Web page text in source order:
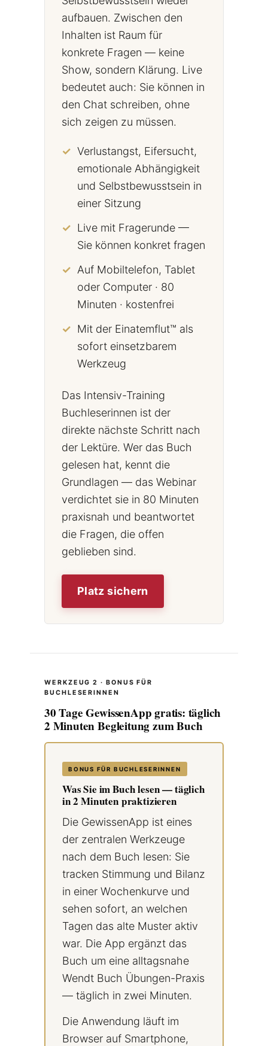
aufbauen. Zwischen den
Inhalten ist Raum für
konkrete Fragen — keine
Show, sondern Klärung. Live
bedeutet auch: Sie können in
den Chat schreiben, ohne
sich zeigen zu müssen.
Verlustangst, Eifersucht,
emotionale Abhängigkeit
und Selbstbewusstsein in
einer Sitzung
Live mit Fragerunde —
Sie können konkret fragen
Auf Mobiltelefon, Tablet
oder Computer · 80
Minuten · kostenfrei
Mit der Einatemflut™ als
sofort einsetzbarem
Werkzeug
Das Intensiv-Training
Buchleserinnen ist der
direkte nächste Schritt nach
der Lektüre. Wer das Buch
gelesen hat, kennt die
Grundlagen — das Webinar
verdichtet sie in 80 Minuten
praxisnah und beantwortet
die Fragen, die offen
geblieben sind.
Platz sichern
WERKZEUG 2 · BONUS FÜR
BUCHLESERINNEN
30 Tage GewissenApp gratis: täglich
2 Minuten Begleitung zum Buch
BONUS FÜR BUCHLESERINNEN
Was Sie im Buch lesen — täglich
in 2 Minuten praktizieren
Die GewissenApp ist eines
der zentralen Werkzeuge
nach dem Buch lesen: Sie
tracken Stimmung und Bilanz
in einer Wochenkurve und
sehen sofort, an welchen
Tagen das alte Muster aktiv
war. Die App ergänzt das
Buch um eine alltagsnahe
Wendt Buch Übungen-Praxis
— täglich in zwei Minuten.
Die Anwendung läuft im
Browser auf Smartphone,